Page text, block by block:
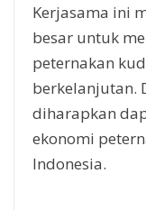
Kerjasama ini
besar untuk
peternakan
berkelanjutan.
diharapkan
ekonomi
Indonesia.